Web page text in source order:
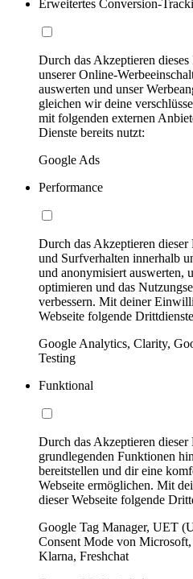
Erweitertes Conversion-
Durch das Akzeptieren
unserer Online-
auswerten und unser
gleichen wir deine
mit folgenden externen
Dienste bereits nutzt:
Google Ads
Performance
Durch das Akzeptieren
und Surfverhalten innerhalb
und anonymisiert auswerten,
optimieren und das
verbessern. Mit deiner
Webseite folgende
Google Analytics, Clarity,
Testing
Funktional
Durch das Akzeptieren
grundlegenden Funktionen
bereitstellen und dir eine
Webseite ermöglichen. Mit
dieser Webseite folgende
Google Tag Manager, UET
Consent Mode von
Klarna, Freshchat